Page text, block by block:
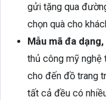
gửi tặng qua
chọn quà cho
Mẫu mã đa
thủ công mỹ nghệ
cho đến đồ trang
tất cả đều có